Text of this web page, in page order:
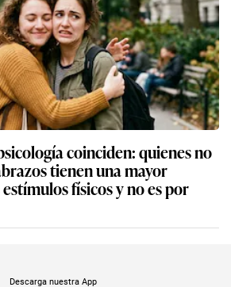
coinciden: quienes no
tienen una mayor
físicos y no es por
Descarga nuestra App